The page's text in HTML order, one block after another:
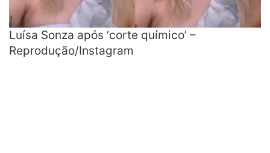
Luísa Sonza após ‘corte químico’ –
Reprodução/Instagram